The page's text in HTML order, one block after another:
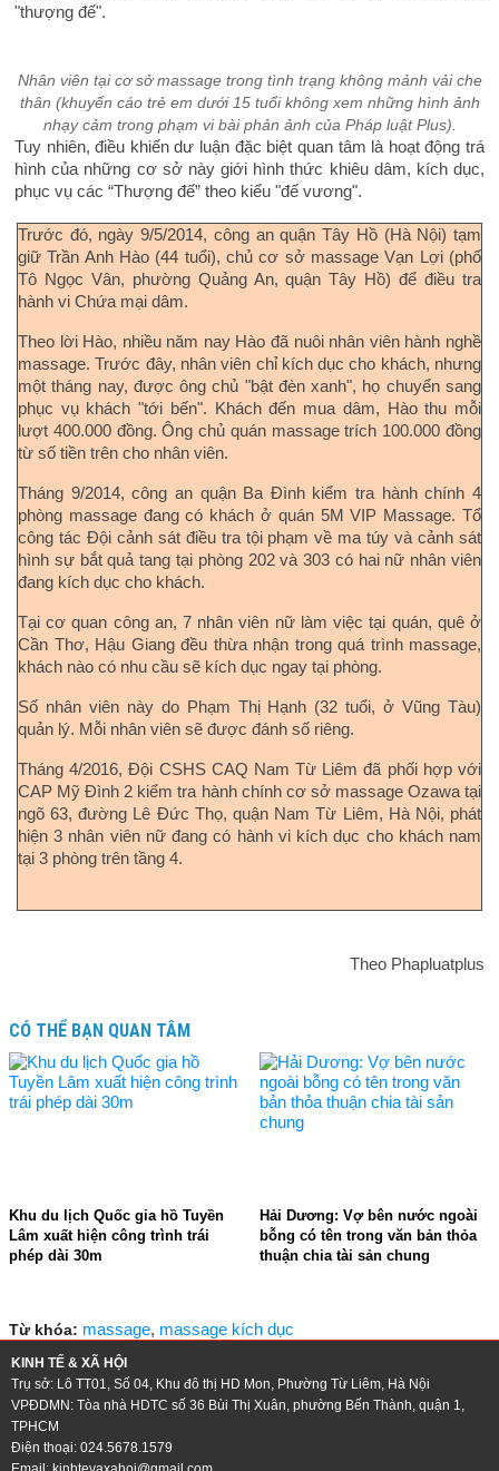
"thượng đế".
Nhân viên tại cơ sở massage trong tình trạng không mảnh vải che
thân (khuyến cáo trẻ em dưới 15 tuổi không xem những hình ảnh
nhạy cảm trong phạm vi bài phản ảnh của Pháp luật Plus).
Tuy nhiên, điều khiến dư luận đặc biệt quan tâm là hoạt động trá
hình của những cơ sở này giới hình thức khiêu dâm, kích dục,
phục vụ các “Thượng đế” theo kiểu "đế vương".
Trước đó, ngày 9/5/2014, công an quận Tây Hồ (Hà Nội) tạm
giữ Trần Anh Hào (44 tuổi), chủ cơ sở massage Vạn Lợi (phố
Tô Ngọc Vân, phường Quảng An, quận Tây Hồ) để điều tra
hành vi Chứa mại dâm.
Theo lời Hào, nhiều năm nay Hào đã nuôi nhân viên hành nghề
massage. Trước đây, nhân viên chỉ kích dục cho khách, nhưng
một tháng nay, được ông chủ "bật đèn xanh", họ chuyển sang
phục vụ khách "tới bến". Khách đến mua dâm, Hào thu mỗi
lượt 400.000 đồng. Ông chủ quán massage trích 100.000 đồng
từ số tiền trên cho nhân viên.
Tháng 9/2014, công an quận Ba Đình kiểm tra hành chính 4
phòng massage đang có khách ở quán 5M VIP Massage. Tổ
công tác Đội cảnh sát điều tra tội phạm về ma túy và cảnh sát
hình sự bắt quả tang tại phòng 202 và 303 có hai nữ nhân viên
đang kích dục cho khách.
Tại cơ quan công an, 7 nhân viên nữ làm việc tại quán, quê ở
Cần Thơ, Hậu Giang đều thừa nhận trong quá trình massage,
khách nào có nhu cầu sẽ kích dục ngay tại phòng.
Số nhân viên này do Phạm Thị Hạnh (32 tuổi, ở Vũng Tàu)
quản lý. Mỗi nhân viên sẽ được đánh số riêng.
Tháng 4/2016, Đội CSHS CAQ Nam Từ Liêm đã phối hợp với
CAP Mỹ Đình 2 kiểm tra hành chính cơ sở massage Ozawa tại
ngõ 63, đường Lê Đức Thọ, quận Nam Từ Liêm, Hà Nội, phát
hiện 3 nhân viên nữ đang có hành vi kích dục cho khách nam
tại 3 phòng trên tầng 4.
Theo Phapluatplus
CÓ THỂ BẠN QUAN TÂM
Khu du lịch Quốc gia hồ Tuyền
Lâm xuất hiện công trình trái
phép dài 30m
Hải Dương: Vợ bên nước ngoài
bỗng có tên trong văn bản thỏa
thuận chia tài sản chung
Từ khóa: massage, massage kích dục
KINH TẾ & XÃ HỘI
Trụ sở: Lô TT01, Số 04, Khu đô thị HD Mon, Phường Từ Liêm, Hà Nội
VPĐDMN: Tòa nhà HDTC số 36 Bùi Thị Xuân, phường Bến Thành, quận 1,
TPHCM
Điện thoại: 024.5678.1579